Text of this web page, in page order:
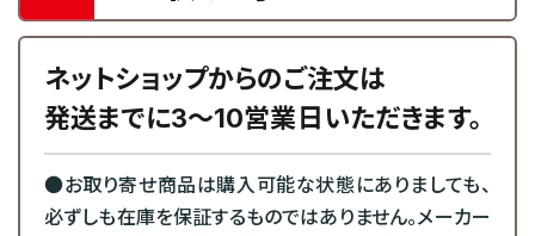
ネットショップからのご注文は
発送までに3～10営業日いただきます。
●お取り寄せ商品は購入可能な状態にありましても、
必ずしも在庫を保証するものではありません。メーカー